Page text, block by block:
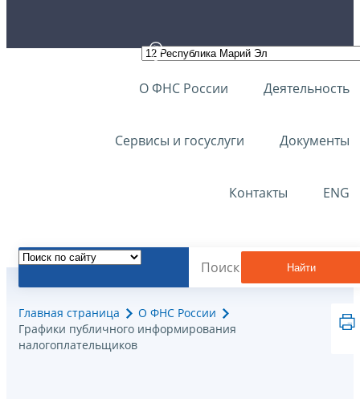
О ФНС России Деятельность
Сервисы и госуслуги Документы
Контакты ENG
Найти
Главная страница
О ФНС России
Графики публичного информирования
налогоплательщиков